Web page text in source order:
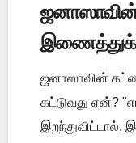
இணைத்துக்
ஜனாஸாவின்
கட்டுவது ஏன்?
இறந்துவிட்டால்,